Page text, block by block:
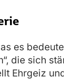
es
die sich
Ehrgeiz